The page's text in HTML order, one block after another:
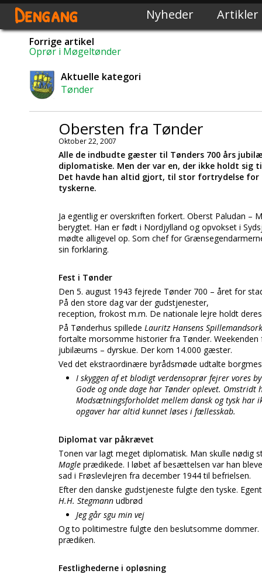
Dengang Nyheder Artikler
Forrige artikel
Oprør i Møgeltønder
Aktuelle kategori
Tønder
Obersten fra Tønder
Oktober 22, 2007
Alle de indbudte gæster til Tønders 700 års
diplomatiske. Men der var en, der ikke holdt sig
Det havde han altid gjort, til stor fortrydelse for
tyskerne.
Ja egentlig er overskriften forkert. Oberst Paludan –
berygtet. Han er født i Nordjylland og opvokset i
mødte alligevel op. Som chef for
sin forklaring.
Fest i Tønder
Den 5. august 1943 fejrede Tønder 700 – året for
På den store dag var der gudstjenester,
reception, frokost m.m. De nationale lejre holdt
På Tønderhus spillede Lauritz Hansens
fortalte morsomme historier fra Tønder.
jubilæums – dyrskue. Der kom 14.000 gæster.
Ved det ekstraordinære byrådsmøde udtalte
I skyggen af et blodigt verdensoprør fejrer vores
Gode og onde dage har Tønder oplevet.
Modsætningsforholdet mellem dansk og tysk har
opgaver har altid kunnet løses i fællesskab.
Diplomat var påkrævet
Tonen var lagt meget diplomatisk. Man skulle nødig
Magle prædikede. I løbet af besættelsen var han
sad i Frøslevlejren fra december 1944 til befrielsen.
Efter den danske gudstjeneste fulgte den tyske.
H.H. Stegmann udbrød
Jeg går sgu min vej
Og to politimestre fulgte den beslutsomme
prædiken.
Festlighederne i opløsning